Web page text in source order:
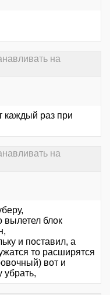
на
каждый раз при
на
блок
и поставил, а
то расширятся
вот и
убрать,